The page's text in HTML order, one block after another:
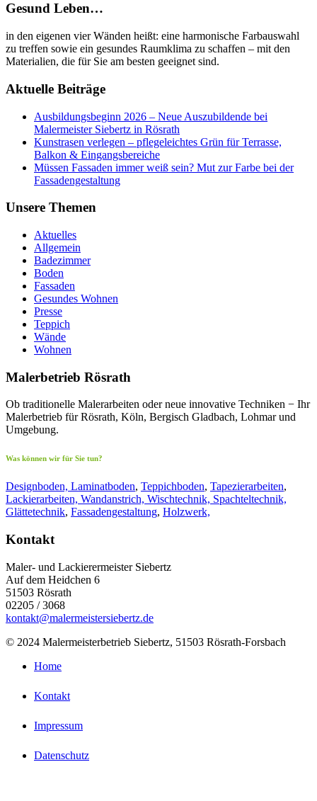
Gesund Leben…
in den eigenen vier Wänden heißt: eine harmonische Farbauswahl
zu treffen sowie ein gesundes Raumklima zu schaffen – mit den
Materialien, die für Sie am besten geeignet sind.
Aktuelle Beiträge
Ausbildungsbeginn 2026 – Neue Auszubildende bei
Malermeister Siebertz in Rösrath
Kunstrasen verlegen – pflegeleichtes Grün für Terrasse,
Balkon & Eingangsbereiche
Müssen Fassaden immer weiß sein? Mut zur Farbe bei der
Fassadengestaltung
Unsere Themen
Aktuelles
Allgemein
Badezimmer
Boden
Fassaden
Gesundes Wohnen
Presse
Teppich
Wände
Wohnen
Malerbetrieb Rösrath
Ob traditionelle Malerarbeiten oder neue innovative Techniken − Ihr
Malerbetrieb für Rösrath, Köln, Bergisch Gladbach, Lohmar und
Umgebung.
Was können wir für Sie tun?
Designboden, Laminatboden, Teppichboden, Tapezierarbeiten,
Lackierarbeiten, Wandanstrich, Wischtechnik, Spachteltechnik,
Glättetechnik, Fassadengestaltung, Holzwerk,
Kontakt
Maler- und Lackierermeister Siebertz
Auf dem Heidchen 6
51503 Rösrath
02205 / 3068
kontakt@malermeistersiebertz.de
© 2024 Malermeisterbetrieb Siebertz, 51503 Rösrath-Forsbach
Home
Kontakt
Impressum
Datenschutz